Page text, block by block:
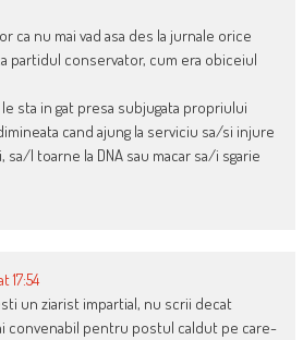
ca nu mai vad asa des la jurnale orice
partidul conservator, cum era obiceiul
sta in gat presa subjugata propriului
cand ajung la serviciu sa/si injure
l toarne la DNA sau macar sa/i sgarie
17:54
un ziarist impartial, nu scrii decat
convenabil pentru postul caldut pe care-